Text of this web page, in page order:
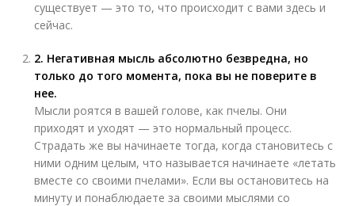
существует — это то, что происходит с вами здесь и
сейчас.
2. Негативная мысль абсолютно безвредна, но
только до того момента, пока вы не поверите в
нее.
Мысли роятся в вашей голове, как пчелы. Они
приходят и уходят — это нормальный процесс.
Страдать же вы начинаете тогда, когда становитесь с
ними одним целым, что называется начинаете «летать
вместе со своими пчелами». Если вы остановитесь на
минуту и понаблюдаете за своими мыслями со